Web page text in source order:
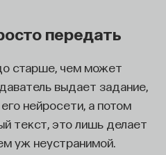
передать
старше, чем может
выдает задание,
нейросети, а потом
текст, это лишь делает
уж неустранимой.
выпускает наружу
сдерживал и прятал под
а проблемы
Поэтому вопрос
не такой простой, как
жизненной задачи.
личностной